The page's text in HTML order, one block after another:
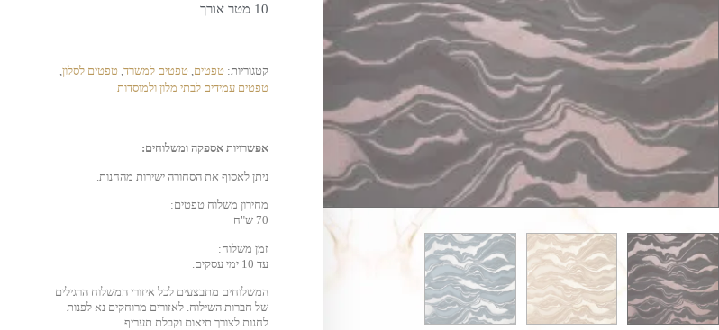
10 מטר אורך
קטגוריות: טפטים, טפטים למשרד, טפטים לסלון,
טפטים עמידים לבתי מלון ולמוסדות
אפשרויות אספקה ומשלוחים:
ניתן לאסוף את הסחורה ישירות מהחנות.
מחירון משלוח טפטים:
70 ש"ח
זמן משלוח:
עד 10 ימי עסקים.
המשלוחים מתבצעים לכל איזורי המשלוח הרגילים
של חברות השילוח. לאזורים מרוחקים נא לפנות
לחנות לצורך תיאום וקבלת תעריף.